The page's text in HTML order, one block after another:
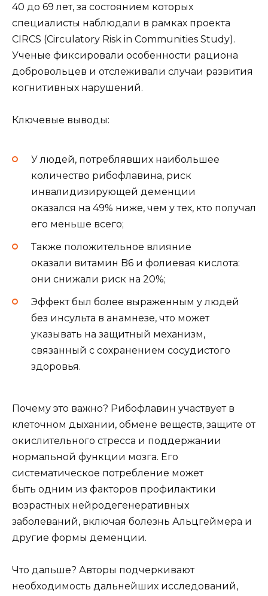
40 до 69 лет, за состоянием которых
специалисты наблюдали в рамках проекта
CIRCS (Circulatory Risk in Communities Study).
Ученые фиксировали особенности рациона
добровольцев и отслеживали случаи развития
когнитивных нарушений.
Ключевые выводы:
У людей, потреблявших наибольшее
количество рибофлавина, риск
инвалидизирующей деменции
оказался на 49% ниже, чем у тех, кто получал
его меньше всего;
Также положительное влияние
оказали витамин B6 и фолиевая кислота:
они снижали риск на 20%;
Эффект был более выраженным у людей
без инсульта в анамнезе, что может
указывать на защитный механизм,
связанный с сохранением сосудистого
здоровья.
Почему это важно? Рибофлавин участвует в
клеточном дыхании, обмене веществ, защите от
окислительного стресса и поддержании
нормальной функции мозга. Его
систематическое потребление может
быть одним из факторов профилактики
возрастных нейродегенеративных
заболеваний, включая болезнь Альцгеймера и
другие формы деменции.
Что дальше? Авторы подчеркивают
необходимость дальнейших исследований,